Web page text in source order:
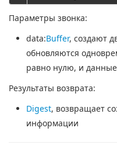
Параметры звонка:
data:Buffer, создают
обновляются
равно нулю, и
Результаты возврата:
Digest, возвращает
информации